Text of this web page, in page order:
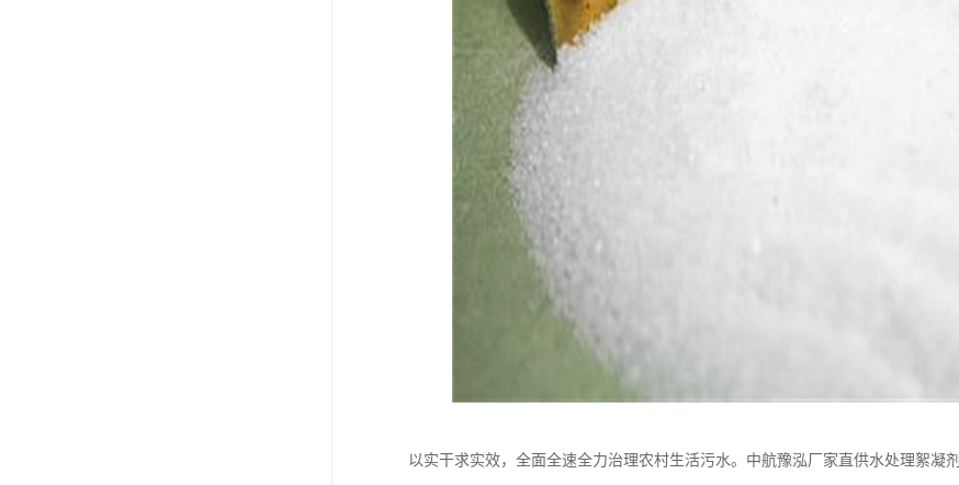
以实干求实效，全面全速全力治理农村生活污水。中航豫泓厂家直供水处理絮凝剂